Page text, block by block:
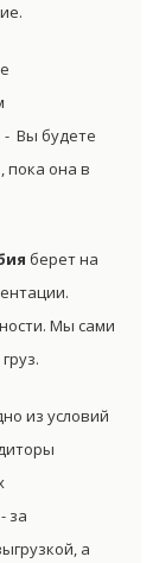
- Вы будете
пока она в
берет на
Мы сами
из условий
за
а